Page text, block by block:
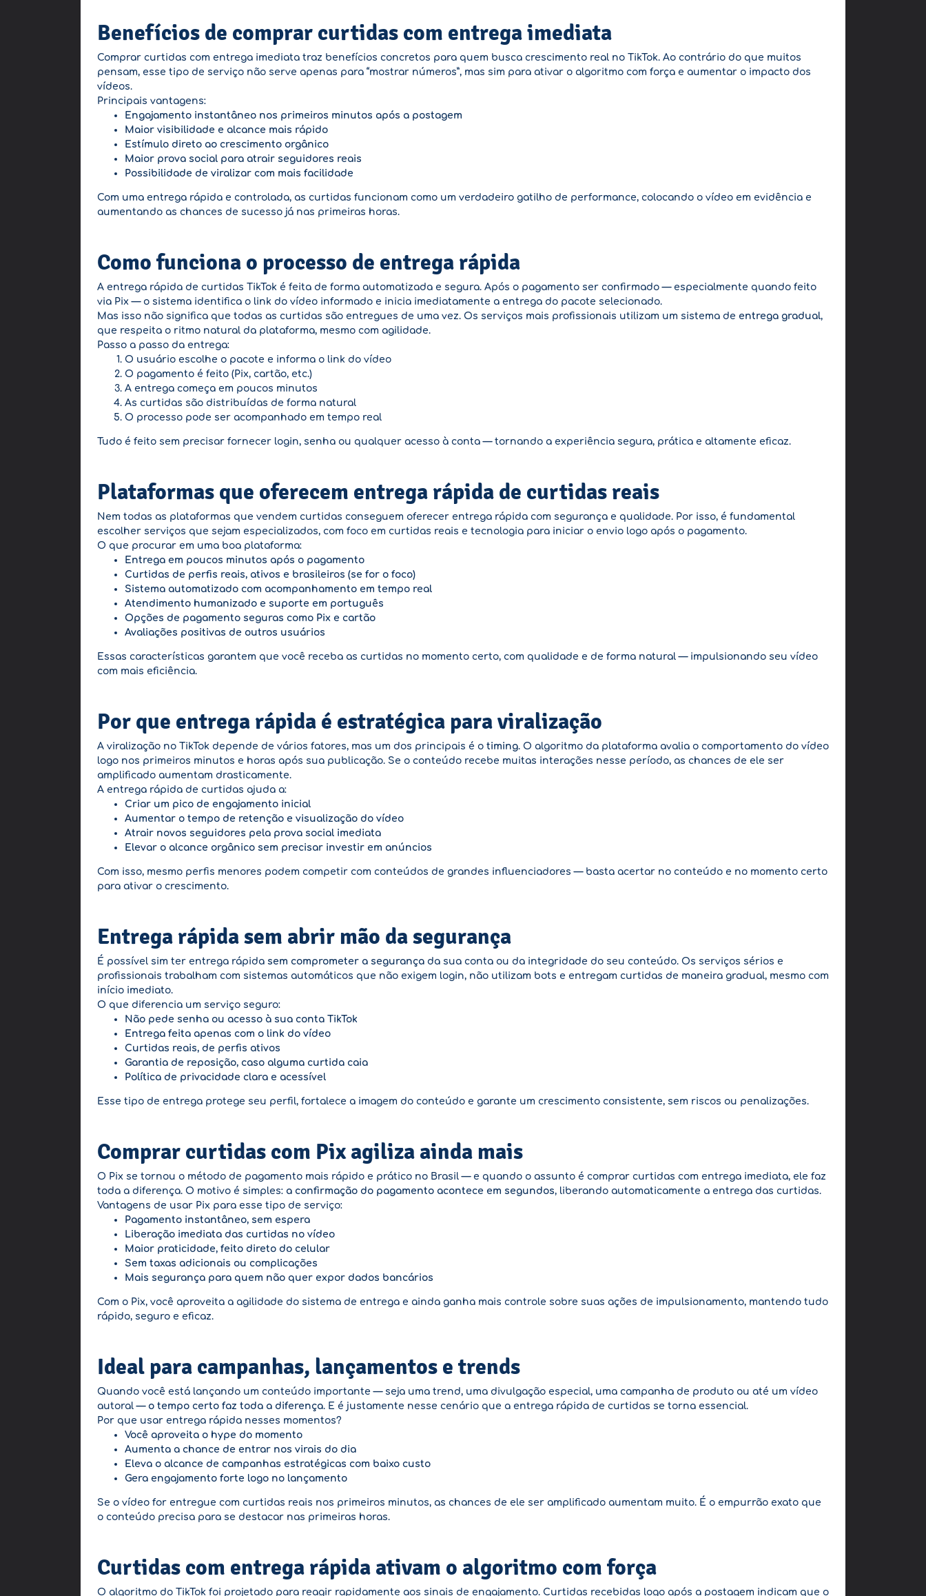
Benefícios de comprar curtidas com entrega imediata
Comprar curtidas com entrega imediata traz benefícios concretos para quem busca crescimento real no TikTok. Ao contrário do que muitos
pensam, esse tipo de serviço não serve apenas para “mostrar números”, mas sim para ativar o algoritmo com força e aumentar o impacto dos
vídeos.
Principais vantagens:
Engajamento instantâneo nos primeiros minutos após a postagem
Maior visibilidade e alcance mais rápido
Estímulo direto ao crescimento orgânico
Maior prova social para atrair seguidores reais
Possibilidade de viralizar com mais facilidade
Com uma entrega rápida e controlada, as curtidas funcionam como um verdadeiro gatilho de performance, colocando o vídeo em evidência e
aumentando as chances de sucesso já nas primeiras horas.
Como funciona o processo de entrega rápida
A entrega rápida de curtidas TikTok é feita de forma automatizada e segura. Após o pagamento ser confirmado — especialmente quando feito
via Pix — o sistema identifica o link do vídeo informado e inicia imediatamente a entrega do pacote selecionado.
Mas isso não significa que todas as curtidas são entregues de uma vez. Os serviços mais profissionais utilizam um sistema de entrega gradual,
que respeita o ritmo natural da plataforma, mesmo com agilidade.
Passo a passo da entrega:
O usuário escolhe o pacote e informa o link do vídeo
O pagamento é feito (Pix, cartão, etc.)
A entrega começa em poucos minutos
As curtidas são distribuídas de forma natural
O processo pode ser acompanhado em tempo real
Tudo é feito sem precisar fornecer login, senha ou qualquer acesso à conta — tornando a experiência segura, prática e altamente eficaz.
Plataformas que oferecem entrega rápida de curtidas reais
Nem todas as plataformas que vendem curtidas conseguem oferecer entrega rápida com segurança e qualidade. Por isso, é fundamental
escolher serviços que sejam especializados, com foco em curtidas reais e tecnologia para iniciar o envio logo após o pagamento.
O que procurar em uma boa plataforma:
Entrega em poucos minutos após o pagamento
Curtidas de perfis reais, ativos e brasileiros (se for o foco)
Sistema automatizado com acompanhamento em tempo real
Atendimento humanizado e suporte em português
Opções de pagamento seguras como Pix e cartão
Avaliações positivas de outros usuários
Essas características garantem que você receba as curtidas no momento certo, com qualidade e de forma natural — impulsionando seu vídeo
com mais eficiência.
Por que entrega rápida é estratégica para viralização
A viralização no TikTok depende de vários fatores, mas um dos principais é o timing. O algoritmo da plataforma avalia o comportamento do vídeo
logo nos primeiros minutos e horas após sua publicação. Se o conteúdo recebe muitas interações nesse período, as chances de ele ser
amplificado aumentam drasticamente.
A entrega rápida de curtidas ajuda a:
Criar um pico de engajamento inicial
Aumentar o tempo de retenção e visualização do vídeo
Atrair novos seguidores pela prova social imediata
Elevar o alcance orgânico sem precisar investir em anúncios
Com isso, mesmo perfis menores podem competir com conteúdos de grandes influenciadores — basta acertar no conteúdo e no momento certo
para ativar o crescimento.
Entrega rápida sem abrir mão da segurança
É possível sim ter entrega rápida sem comprometer a segurança da sua conta ou da integridade do seu conteúdo. Os serviços sérios e
profissionais trabalham com sistemas automáticos que não exigem login, não utilizam bots e entregam curtidas de maneira gradual, mesmo com
início imediato.
O que diferencia um serviço seguro:
Não pede senha ou acesso à sua conta TikTok
Entrega feita apenas com o link do vídeo
Curtidas reais, de perfis ativos
Garantia de reposição, caso alguma curtida caia
Política de privacidade clara e acessível
Esse tipo de entrega protege seu perfil, fortalece a imagem do conteúdo e garante um crescimento consistente, sem riscos ou penalizações.
Comprar curtidas com Pix agiliza ainda mais
O Pix se tornou o método de pagamento mais rápido e prático no Brasil — e quando o assunto é comprar curtidas com entrega imediata, ele faz
toda a diferença. O motivo é simples: a confirmação do pagamento acontece em segundos, liberando automaticamente a entrega das curtidas.
Vantagens de usar Pix para esse tipo de serviço:
Pagamento instantâneo, sem espera
Liberação imediata das curtidas no vídeo
Maior praticidade, feito direto do celular
Sem taxas adicionais ou complicações
Mais segurança para quem não quer expor dados bancários
Com o Pix, você aproveita a agilidade do sistema de entrega e ainda ganha mais controle sobre suas ações de impulsionamento, mantendo tudo
rápido, seguro e eficaz.
Ideal para campanhas, lançamentos e trends
Quando você está lançando um conteúdo importante — seja uma trend, uma divulgação especial, uma campanha de produto ou até um vídeo
autoral — o tempo certo faz toda a diferença. E é justamente nesse cenário que a entrega rápida de curtidas se torna essencial.
Por que usar entrega rápida nesses momentos?
Você aproveita o hype do momento
Aumenta a chance de entrar nos virais do dia
Eleva o alcance de campanhas estratégicas com baixo custo
Gera engajamento forte logo no lançamento
Se o vídeo for entregue com curtidas reais nos primeiros minutos, as chances de ele ser amplificado aumentam muito. É o empurrão exato que
o conteúdo precisa para se destacar nas primeiras horas.
Curtidas com entrega rápida ativam o algoritmo com força
O algoritmo do TikTok foi projetado para reagir rapidamente aos sinais de engajamento. Curtidas recebidas logo após a postagem indicam que o